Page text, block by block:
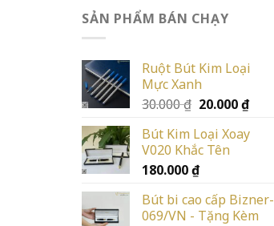
SẢN PHẨM BÁN CHẠY
Ruột Bút Kim Loại
Mực Xanh
30.000₫ Giá
là:
30.000 ₫.
20.000₫Giá
tại
Bút Kim Loại Xoay
V020 Khắc Tên
180.000₫
Bút bi cao cấp Bizner-
069/VN - Tặng Kèm